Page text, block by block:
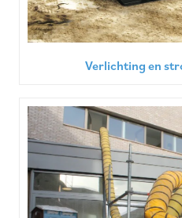
Verlichting en